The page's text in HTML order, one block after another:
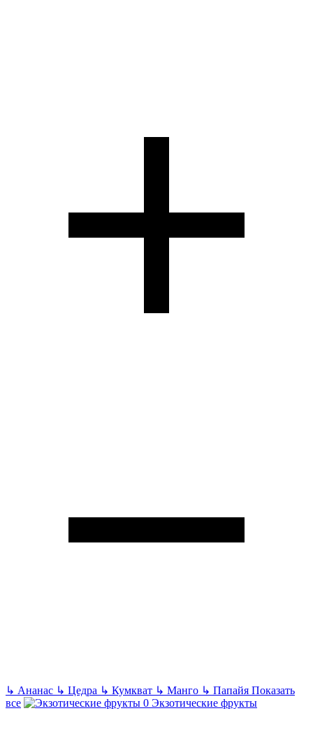
↳ Ананас ↳ Цедра ↳ Кумкват ↳ Манго ↳ Папайя Показать
все
Экзотические фрукты